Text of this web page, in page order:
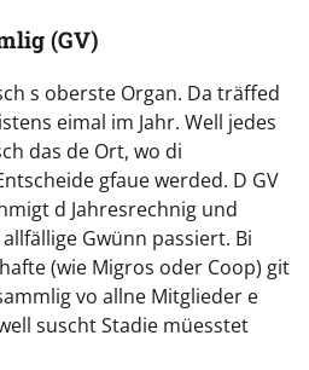
(GV)
s oberste Organ. Da träffed
eimal im Jahr. Well jedes
das de Ort, wo di
gfaue werded. D GV
d Jahresrechnig und
Gwünn passiert. Bi
(wie Migros oder Coop) git
vo allne Mitglieder e
suscht Stadie müesstet